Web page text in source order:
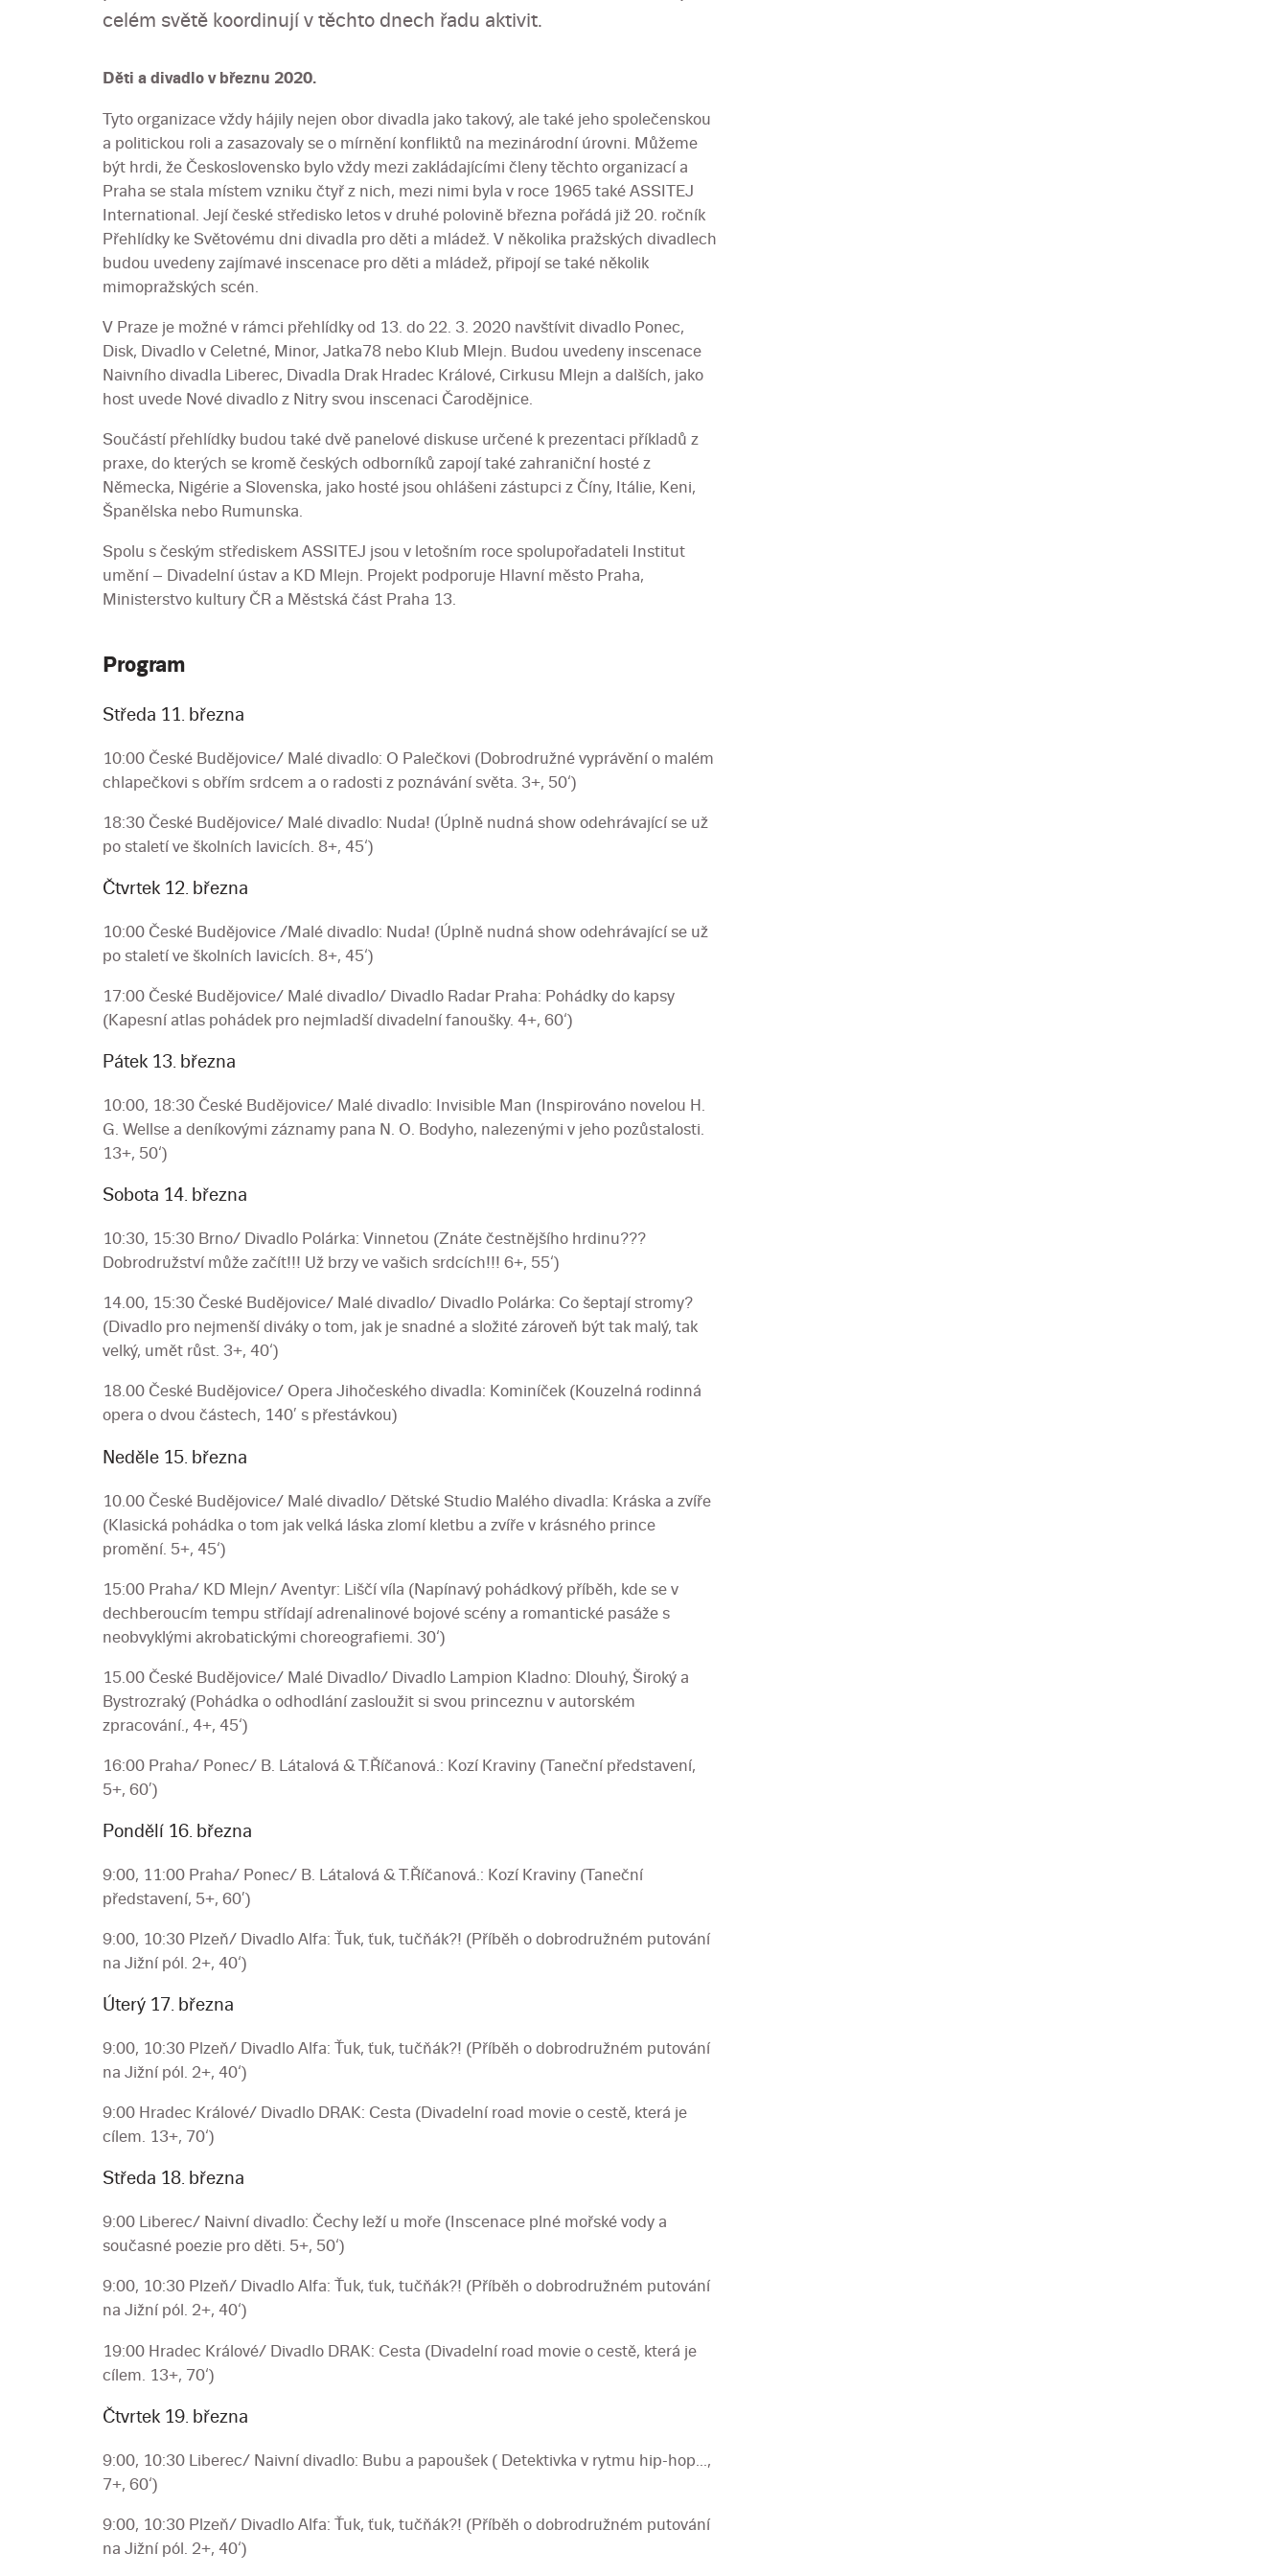
celém světě koordinují v těchto dnech řadu aktivit.
Děti a divadlo v březnu 2020.
Tyto organizace vždy hájily nejen obor divadla jako takový, ale také jeho společenskou
a politickou roli a zasazovaly se o mírnění konfliktů na mezinárodní úrovni. Můžeme
být hrdi, že Československo bylo vždy mezi zakládajícími členy těchto organizací a
Praha se stala místem vzniku čtyř z nich, mezi nimi byla v roce 1965 také ASSITEJ
International. Její české středisko letos v druhé polovině března pořádá již 20. ročník
Přehlídky ke Světovému dni divadla pro děti a mládež. V několika pražských divadlech
budou uvedeny zajímavé inscenace pro děti a mládež, připojí se také několik
mimopražských scén.
V Praze je možné v rámci přehlídky od 13. do 22. 3. 2020 navštívit divadlo Ponec,
Disk, Divadlo v Celetné, Minor, Jatka78 nebo Klub Mlejn. Budou uvedeny inscenace
Naivního divadla Liberec, Divadla Drak Hradec Králové, Cirkusu Mlejn a dalších, jako
host uvede Nové divadlo z Nitry svou inscenaci Čarodějnice.
Součástí přehlídky budou také dvě panelové diskuse určené k prezentaci příkladů z
praxe, do kterých se kromě českých odborníků zapojí také zahraniční hosté z
Německa, Nigérie a Slovenska, jako hosté jsou ohlášeni zástupci z Číny, Itálie, Keni,
Španělska nebo Rumunska.
Spolu s českým střediskem ASSITEJ jsou v letošním roce spolupořadateli Institut
umění – Divadelní ústav a KD Mlejn. Projekt podporuje Hlavní město Praha,
Ministerstvo kultury ČR a Městská část Praha 13.
Program
Středa 11. března
10:00 České Budějovice/ Malé divadlo: O Palečkovi (Dobrodružné vyprávění o malém
chlapečkovi s obřím srdcem a o radosti z poznávání světa. 3+, 50‘)
18:30 České Budějovice/ Malé divadlo: Nuda! (Úplně nudná show odehrávající se už
po staletí ve školních lavicích. 8+, 45‘)
Čtvrtek 12. března
10:00 České Budějovice /Malé divadlo: Nuda! (Úplně nudná show odehrávající se už
po staletí ve školních lavicích. 8+, 45‘)
17:00 České Budějovice/ Malé divadlo/ Divadlo Radar Praha: Pohádky do kapsy
(Kapesní atlas pohádek pro nejmladší divadelní fanoušky. 4+, 60‘)
Pátek 13. března
10:00, 18:30 České Budějovice/ Malé divadlo: Invisible Man (Inspirováno novelou H.
G. Wellse a deníkovými záznamy pana N. O. Bodyho, nalezenými v jeho pozůstalosti.
13+, 50‘)
Sobota 14. března
10:30, 15:30 Brno/ Divadlo Polárka: Vinnetou (Znáte čestnějšího hrdinu???
Dobrodružství může začít!!! Už brzy ve vašich srdcích!!! 6+, 55‘)
14.00, 15:30 České Budějovice/ Malé divadlo/ Divadlo Polárka: Co šeptají stromy?
(Divadlo pro nejmenší diváky o tom, jak je snadné a složité zároveň být tak malý, tak
velký, umět růst. 3+, 40‘)
18.00 České Budějovice/ Opera Jihočeského divadla: Kominíček (Kouzelná rodinná
opera o dvou částech, 140’ s přestávkou)
Neděle 15. března
10.00 České Budějovice/ Malé divadlo/ Dětské Studio Malého divadla: Kráska a zvíře
(Klasická pohádka o tom jak velká láska zlomí kletbu a zvíře v krásného prince
promění. 5+, 45‘)
15:00 Praha/ KD Mlejn/ Aventyr: Liščí víla (Napínavý pohádkový příběh, kde se v
dechberoucím tempu střídají adrenalinové bojové scény a romantické pasáže s
neobvyklými akrobatickými choreografiemi. 30‘)
15.00 České Budějovice/ Malé Divadlo/ Divadlo Lampion Kladno: Dlouhý, Široký a
Bystrozraký (Pohádka o odhodlání zasloužit si svou princeznu v autorském
zpracování., 4+, 45‘)
16:00 Praha/ Ponec/ B. Látalová & T.Říčanová.: Kozí Kraviny (Taneční představení,
5+, 60’)
Pondělí 16. března
9:00, 11:00 Praha/ Ponec/ B. Látalová & T.Říčanová.: Kozí Kraviny (Taneční
představení, 5+, 60’)
9:00, 10:30 Plzeň/ Divadlo Alfa: Ťuk, ťuk, tučňák?! (Příběh o dobrodružném putování
na Jižní pól. 2+, 40‘)
Úterý 17. března
9:00, 10:30 Plzeň/ Divadlo Alfa: Ťuk, ťuk, tučňák?! (Příběh o dobrodružném putování
na Jižní pól. 2+, 40‘)
9:00 Hradec Králové/ Divadlo DRAK: Cesta (Divadelní road movie o cestě, která je
cílem. 13+, 70‘)
Středa 18. března
9:00 Liberec/ Naivní divadlo: Čechy leží u moře (Inscenace plné mořské vody a
současné poezie pro děti. 5+, 50‘)
9:00, 10:30 Plzeň/ Divadlo Alfa: Ťuk, ťuk, tučňák?! (Příběh o dobrodružném putování
na Jižní pól. 2+, 40‘)
19:00 Hradec Králové/ Divadlo DRAK: Cesta (Divadelní road movie o cestě, která je
cílem. 13+, 70‘)
Čtvrtek 19. března
9:00, 10:30 Liberec/ Naivní divadlo: Bubu a papoušek ( Detektivka v rytmu hip-hop...,
7+, 60‘)
9:00, 10:30 Plzeň/ Divadlo Alfa: Ťuk, ťuk, tučňák?! (Příběh o dobrodružném putování
na Jižní pól. 2+, 40‘)